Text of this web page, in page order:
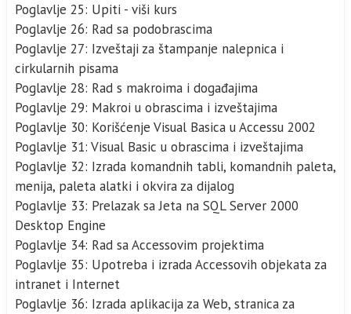
Poglavlje 25: Upiti - viši kurs
Poglavlje 26: Rad sa podobrascima
Poglavlje 27: Izveštaji za štampanje nalepnica i
cirkularnih pisama
Poglavlje 28: Rad s makroima i događajima
Poglavlje 29: Makroi u obrascima i izveštajima
Poglavlje 30: Korišćenje Visual Basica u Accessu 2002
Poglavlje 31: Visual Basic u obrascima i izveštajima
Poglavlje 32: Izrada komandnih tabli, komandnih paleta,
menija, paleta alatki i okvira za dijalog
Poglavlje 33: Prelazak sa Jeta na SQL Server 2000
Desktop Engine
Poglavlje 34: Rad sa Accessovim projektima
Poglavlje 35: Upotreba i izrada Accessovih objekata za
intranet i Internet
Poglavlje 36: Izrada aplikacija za Web, stranica za